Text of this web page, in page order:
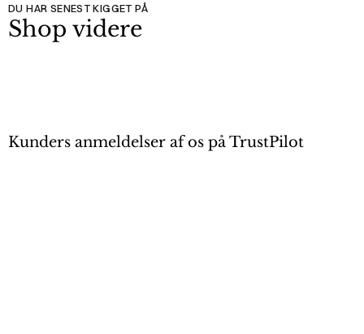
DU HAR SENEST KIGGET PÅ
Shop videre
Kunders anmeldelser af os på TrustPilot